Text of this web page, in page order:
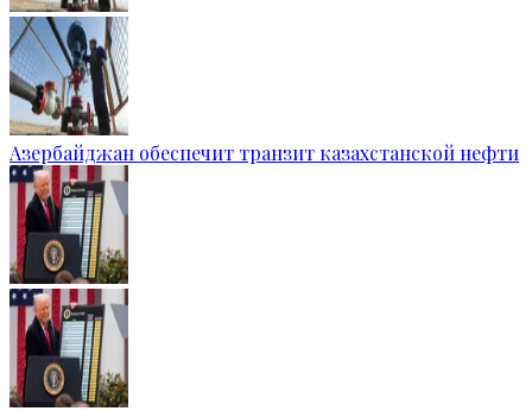
Азербайджан обеспечит транзит казахстанской нефти